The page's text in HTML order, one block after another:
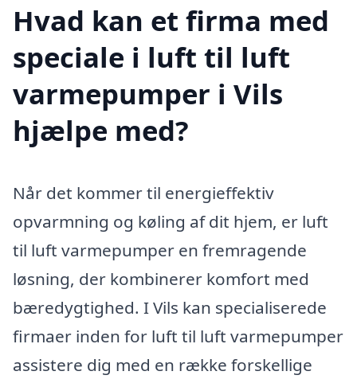
Hvad kan et firma med
speciale i luft til luft
varmepumper i Vils
hjælpe med?
Når det kommer til energieffektiv
opvarmning og køling af dit hjem, er luft
til luft varmepumper en fremragende
løsning, der kombinerer komfort med
bæredygtighed. I Vils kan specialiserede
firmaer inden for luft til luft varmepumper
assistere dig med en række forskellige